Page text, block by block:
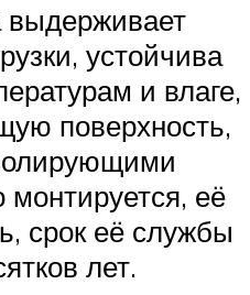
выдерживает
устойчива
и влаге,
поверхность,
монтируется, её
срок её службы
лет.